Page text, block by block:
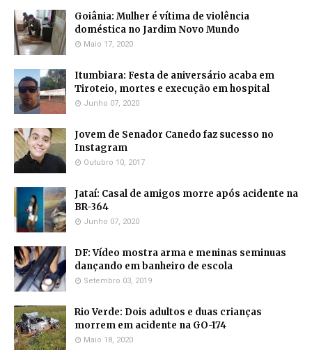
Goiânia: Mulher é vítima de violência
doméstica no Jardim Novo Mundo
Maio 17, 2020
Itumbiara: Festa de aniversário acaba em
Tiroteio, mortes e execução em hospital
Junho 07, 2020
Jovem de Senador Canedo faz sucesso no
Instagram
Outubro 10, 2017
Jataí: Casal de amigos morre após acidente na
BR-364
Junho 07, 2020
DF: Vídeo mostra arma e meninas seminuas
dançando em banheiro de escola
Setembro 03, 2019
Rio Verde: Dois adultos e duas crianças
morrem em acidente na GO-174
Maio 18, 2020